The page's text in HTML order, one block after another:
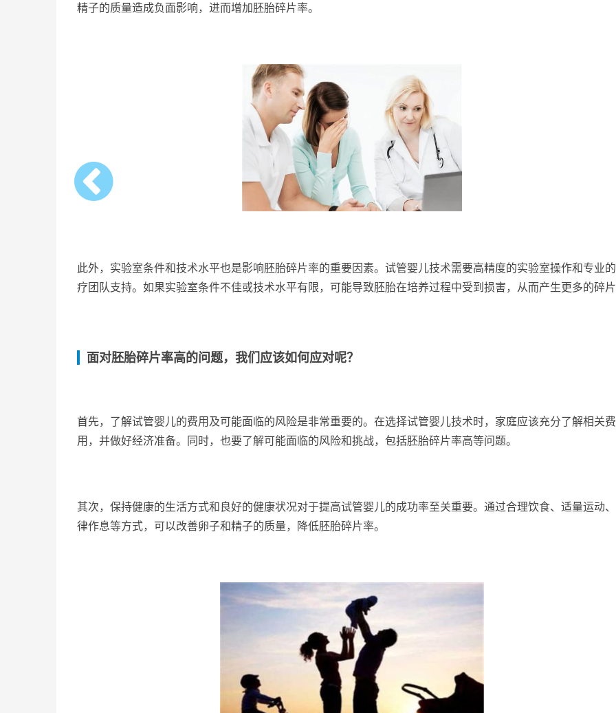
精子的质量造成负面影响，进而增加胚胎碎片率。
此外，实验室条件和技术水平也是影响胚胎碎片率的重要因素。试管婴儿技术需要高精度的实验室操作和专业
疗团队支持。如果实验室条件不佳或技术水平有限，可能导致胚胎在培养过程中受到损害，从而产生更多的碎
面对胚胎碎片率高的问题，我们应该如何应对呢？
首先，了解试管婴儿的费用及可能面临的风险是非常重要的。在选择试管婴儿技术时，家庭应该充分了解相关费
用，并做好经济准备。同时，也要了解可能面临的风险和挑战，包括胚胎碎片率高等问题。
其次，保持健康的生活方式和良好的健康状况对于提高试管婴儿的成功率至关重要。通过合理饮食、适量运动
律作息等方式，可以改善卵子和精子的质量，降低胚胎碎片率。